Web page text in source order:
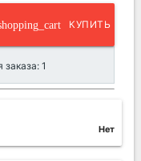
КУПИТЬ
1
Нет